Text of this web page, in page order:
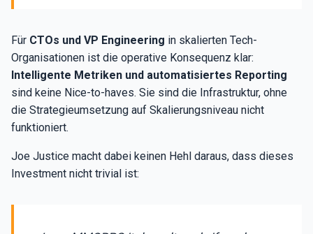
Für CTOs und VP Engineering in skalierten Tech-
Organisationen ist die operative Konsequenz klar:
Intelligente Metriken und automatisiertes Reporting
sind keine Nice-to-haves. Sie sind die Infrastruktur, ohne
die Strategieumsetzung auf Skalierungsniveau nicht
funktioniert.
Joe Justice macht dabei keinen Hehl daraus, dass dieses
Investment nicht trivial ist: